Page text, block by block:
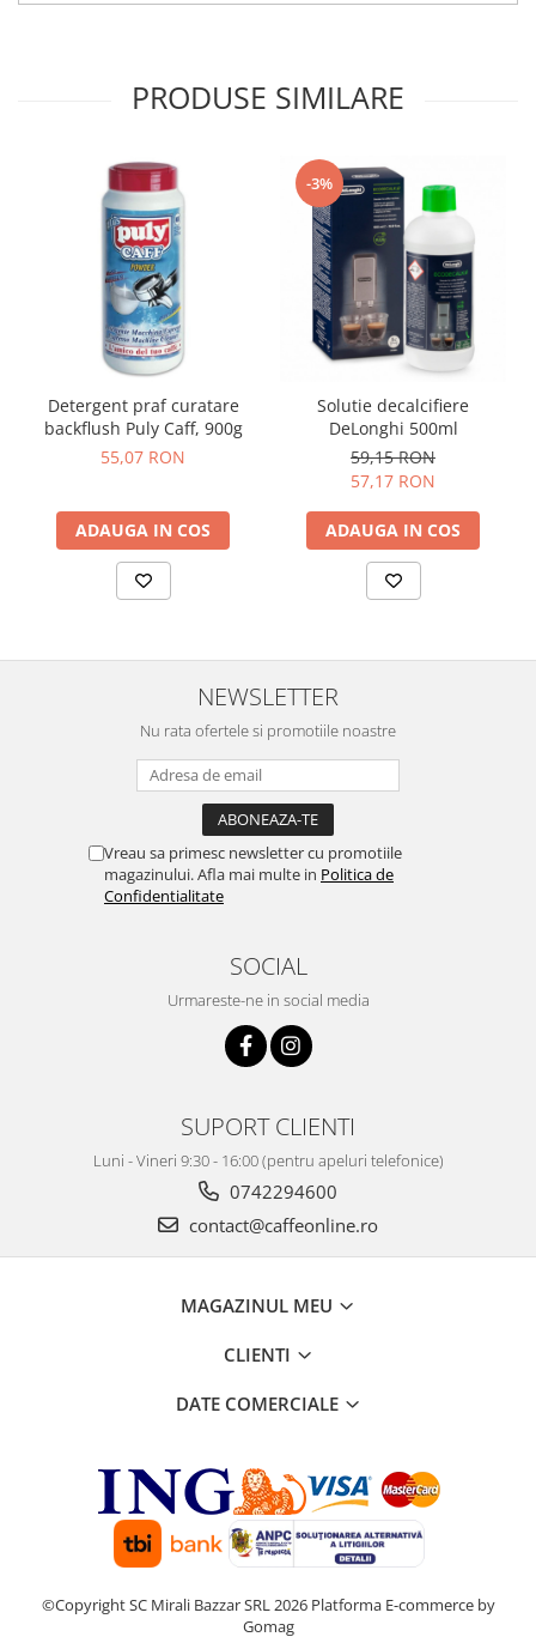
PRODUSE SIMILARE
Detergent praf curatare
backflush Puly Caff, 900g
55,07 RON
ADAUGA IN COS
-3%
Solutie decalcifiere
DeLonghi 500ml
59,15 RON
57,17 RON
ADAUGA IN COS
NEWSLETTER
Nu rata ofertele si promotiile noastre
Vreau sa primesc newsletter cu promotiile
magazinului. Afla mai multe in Politica de
Confidentialitate
SOCIAL
Urmareste-ne in social media
SUPORT CLIENTI
Luni - Vineri 9:30 - 16:00 (pentru apeluri telefonice)
0742294600
contact@caffeonline.ro
MAGAZINUL MEU
CLIENTI
DATE COMERCIALE
©Copyright SC Mirali Bazzar SRL 2026 Platforma E-commerce by
Gomag